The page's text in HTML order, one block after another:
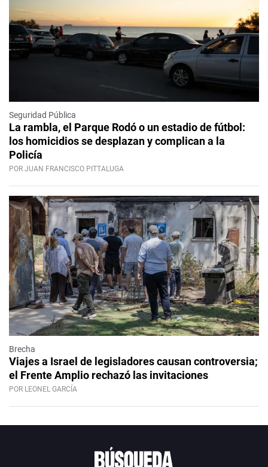
Seguridad Pública
La rambla, el Parque Rodó o un estadio de fútbol:
los homicidios se desplazan y complican a la
Policía
POR JUAN FRANCISCO PITTALUGA
Brecha
Viajes a Israel de legisladores causan controversia;
el Frente Amplio rechazó las invitaciones
POR LEONEL GARCÍA